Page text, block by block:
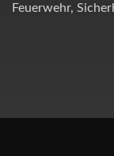
Feuerwehr,